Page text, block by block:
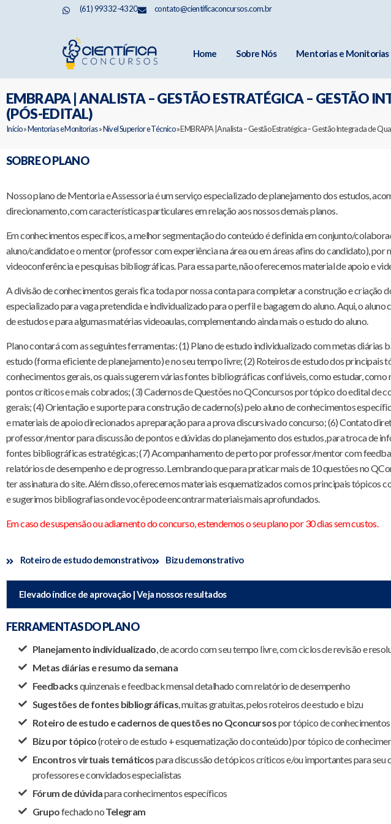
(61) 99332-4320 contato@cientificaconcursos.com.br
Home Sobre Nós Mentorias e Monitorias
EMBRAPA | ANALISTA – GESTÃO ESTRATÉGICA – GESTÃO
(PÓS-EDITAL)
Início»Mentorias e Monitorias»Nível Superior e Técnico»EMBRAPA | Analista – Gestão Estratégica – Gestão Integrada de
SOBRE O PLANO
Nosso plano de Mentoria e Assessoria é um serviço especializado de planejamento dos estudos,
direcionamento, com características particulares em relação aos nossos demais planos.
Em conhecimentos específicos, a melhor segmentação do conteúdo é definida em conjunto/
aluno/candidato e o mentor (professor com experiência na área ou em áreas afins do candidato), por
videoconferência e pesquisas bibliográficas. Para essa parte, não oferecemos material de apoio e
A divisão de conhecimentos gerais fica toda por nossa conta para completar a construção e criação
especializado para vaga pretendida e individualizado para o perfil e bagagem do aluno. Aqui, o
de estudos e para algumas matérias videoaulas, complementando ainda mais o estudo do aluno.
Plano contará com as seguintes ferramentas: (1) Plano de estudo individualizado com metas diárias
estudo (forma eficiente de planejamento) e no seu tempo livre; (2) Roteiros de estudo dos principais
conhecimentos gerais, os quais sugerem várias fontes bibliográficas confiáveis, como estudar, como
pontos críticos e mais cobrados; (3) Cadernos de Questões no QConcursos por tópico do edital de
gerais; (4) Orientação e suporte para construção de caderno(s) pelo aluno de conhecimentos
e materiais de apoio direcionados a preparação para a prova discursiva do concurso; (6) Contato
professor/mentor para discussão de pontos e dúvidas do planejamento dos estudos, para troca de
fontes bibliográficas estratégicas; (7) Acompanhamento de perto por professor/mentor com
relatórios de desempenho e de progresso. Lembrando que para praticar mais de 10 questões no
ter assinatura do site. Além disso, oferecemos materiais esquematizados com os principais tópicos
e sugerimos bibliografias onde você pode encontrar materiais mais aprofundados.
Em caso de suspensão ou adiamento do concurso, estendemos o seu plano por 30 dias sem custos.
Roteiro de estudo demonstrativo Bizu demonstrativo
Elevado índice de aprovação | Veja nossos resultados
FERRAMENTAS DO PLANO
Planejamento individualizado, de acordo com seu tempo livre, com ciclos de revisão e
Metas diárias e resumo da semana
Feedbacksquinzenais e feedback mensal detalhado com relatório de desempenho
Sugestões de fontes bibliográficas, muitas gratuitas, pelos roteiros de estudo e bizu
Roteiro de estudo e cadernos de questões no Qconcursospor tópico de
Bizu por tópico(roteiro de estudo + esquematização do conteúdo) por tópico de
Encontros virtuais temáticospara discussão de tópicos críticos e/ou importantes para seu
professores e convidados especialistas
Fórum de dúvidapara conhecimentos específicos
Grupofechado noTelegram